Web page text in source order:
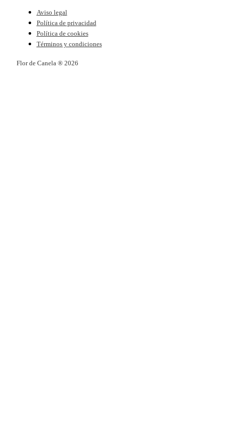
Aviso legal
Política de privacidad
Política de cookies
Términos y condiciones
Flor de Canela ® 2026